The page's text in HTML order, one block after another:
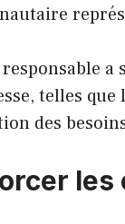
a
telles
des